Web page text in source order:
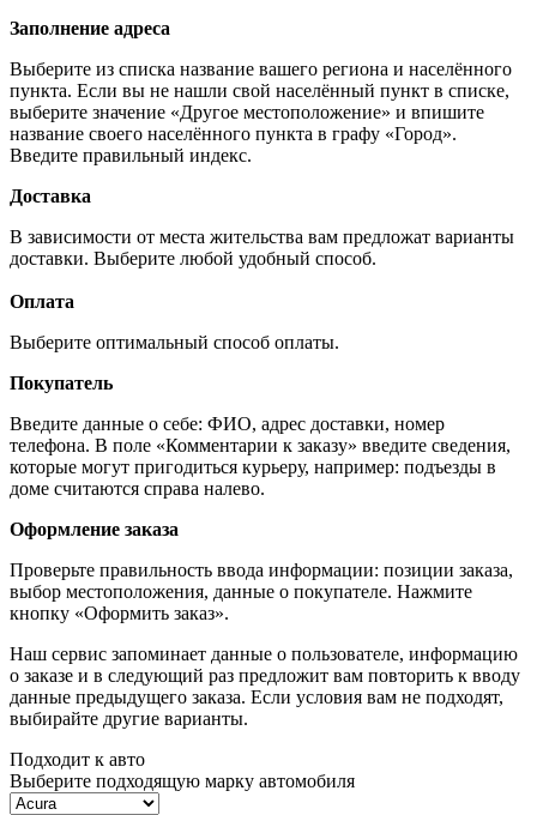
Заполнение адреса
Выберите из списка название вашего региона и населённого
пункта. Если вы не нашли свой населённый пункт в списке,
выберите значение «Другое местоположение» и впишите
название своего населённого пункта в графу «Город».
Введите правильный индекс.
Доставка
В зависимости от места жительства вам предложат варианты
доставки. Выберите любой удобный способ.
Оплата
Выберите оптимальный способ оплаты.
Покупатель
Введите данные о себе: ФИО, адрес доставки, номер
телефона. В поле «Комментарии к заказу» введите сведения,
которые могут пригодиться курьеру, например: подъезды в
доме считаются справа налево.
Оформление заказа
Проверьте правильность ввода информации: позиции заказа,
выбор местоположения, данные о покупателе. Нажмите
кнопку «Оформить заказ».
Наш сервис запоминает данные о пользователе, информацию
о заказе и в следующий раз предложит вам повторить к вводу
данные предыдущего заказа. Если условия вам не подходят,
выбирайте другие варианты.
Подходит к авто
Выберите подходящую марку автомобиля